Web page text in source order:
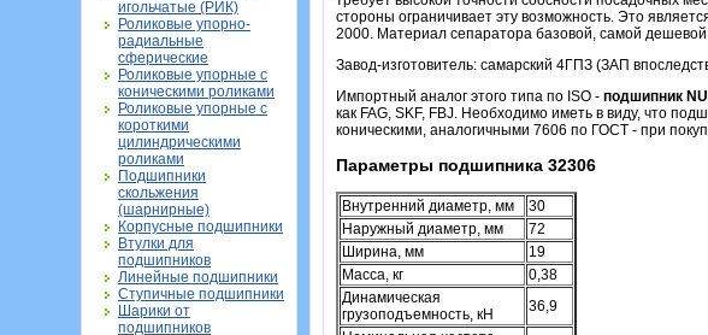
игольчатые (РИК)
Роликовые упорно-
радиальные
сферические
Роликовые упорные с
коническими роликами
Роликовые упорные с
короткими
цилиндрическими
роликами
Подшипники
скольжения
(шарнирные)
Корпусные подшипники
Втулки для
подшипников
Линейные подшипники
Ступичные подшипники
Шарики от
подшипников
стороны ограничивает эту возможность. Это
2000. Материал сепаратора базовой, самой
Завод-изготовитель: самарский 4ГПЗ (ЗАП
Импортный аналог этого типа по ISO - подшипник
как FAG, SKF, FBJ. Необходимо иметь в виду, что
коническими, аналогичными 7606 по ГОСТ - при
Параметры подшипника 32306
Внутренний диаметр, мм
30
Наружный диаметр, мм
72
Ширина, мм
19
Масса, кг
0,38
Динамическая
грузоподъемность, кН
36,9